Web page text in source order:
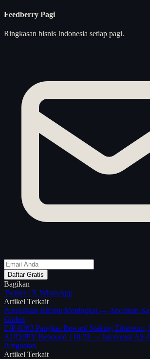
Feedberry Pagi
Ringkasan bisnis Indonesia setiap pagi.
Daftar Gratis
Bagikan
Twitter / X WhatsApp
Artikel Terkait
Penculikan Bitcoin Meningkat — Ancaman
Global
EIP-8363 Pangkas Reward Staking
AUD/JPY Rebound 110,70 — Intervensi AS-
Penguatan
Artikel Terkait